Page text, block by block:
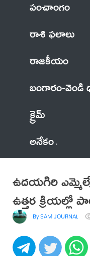
పంచాంగం
రాశి ఫలాలు
రాజకీయం
బంగారం-వెండి
క్రైమ్
అనేకం
ఉదయగిరి
ఉత్తర క్రియల్లో
By SAM JOURNALIST